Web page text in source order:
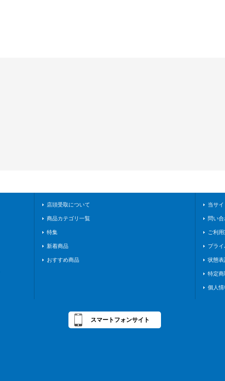
店頭受取について
商品カテゴリ一覧
特集
新着商品
おすすめ商品
当サ
問い合
ご利
プラ
状態表
特定
個人
スマートフォンサイト